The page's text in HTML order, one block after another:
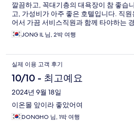
깔끔하고, 꼭대기층의 대욕장이 참 좋습
고, 가성비가 아주 좋은 호텔입니다. 직
어서 가끔 서비스직원과 함께 타야하는
JONG IL 님, 2박 여행
실제 이용 고객 후기
10/10 - 최고예요
2024년 9월 18일
이온몰 앞이라 좋았어여
DONGHO 님, 1박 여행